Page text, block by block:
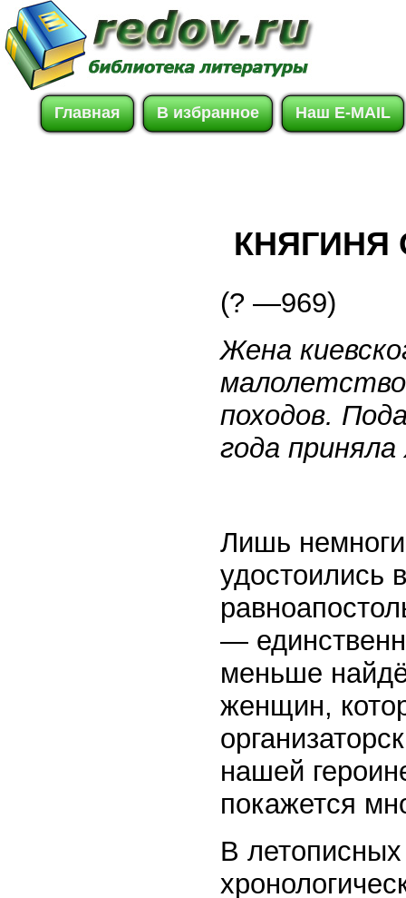
Главная В избранное Наш E-MAIL
КНЯГИНЯ
(? —969)
Жена
походов.
года
Лишь
удостоились
—
меньше
женщин,
нашей
покажется
В